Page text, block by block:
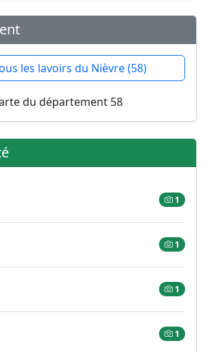
les lavoirs du Nièvre (58)
1
1
1
1